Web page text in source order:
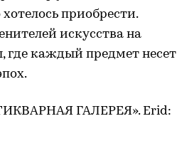
приобрести.
искусства на
где каждый предмет несет
ГАЛЕРЕЯ». Erid: